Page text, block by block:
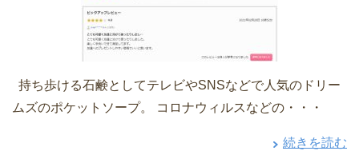
持ち歩ける石鹸としてテレビやSNSなどで人気のドリー
ムズのポケットソープ。 コロナウィルスなどの・・・
続きを読む